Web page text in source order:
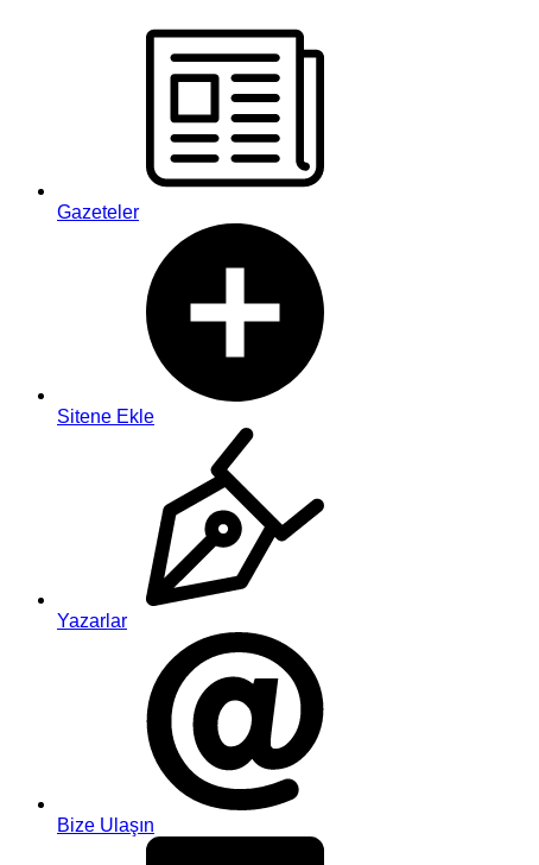
Gazeteler
Sitene Ekle
Yazarlar
Bize Ulaşın